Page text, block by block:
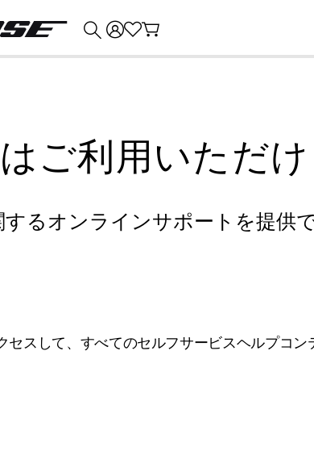
ご利用いただ
るオンラインサポートを提供
スして、すべてのセルフサービスヘルプコン